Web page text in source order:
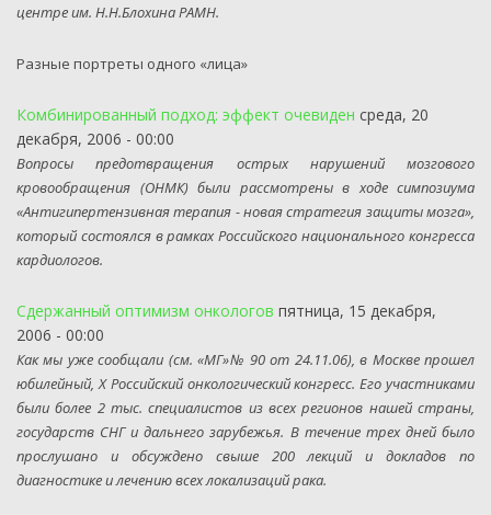
центре им. Н.Н.Блохина РАМН.
Разные портреты одного «лица»
Комбинированный подход: эффект очевиден среда, 20
декабря, 2006 - 00:00
Вопросы предотвращения острых нарушений мозгового
кровообращения (ОНМК) были рассмотрены в ходе симпозиума
«Антигипертензивная терапия - новая стратегия защиты мозга»,
который состоялся в рамках Российского национального конгресса
кардиологов.
Сдержанный оптимизм онкологов пятница, 15 декабря,
2006 - 00:00
Как мы уже сообщали (см. «МГ»№ 90 от 24.11.06), в Москве прошел
юбилейный, X Российский онкологический конгресс. Его участниками
были более 2 тыс. специалистов из всех регионов нашей страны,
государств СНГ и дальнего зарубежья. В течение трех дней было
прослушано и обсуждено свыше 200 лекций и докладов по
диагностике и лечению всех локализаций рака.